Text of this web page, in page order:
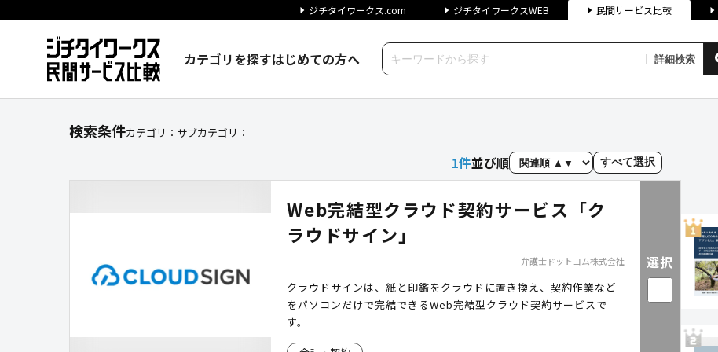
ジチタイワークス.com ジチタイワークスWEB 民間サービス比較
カテゴリを探すはじめての方へ 詳細検索
サービスを探す｜ジチタイワークス民間サービス比較
検索条件カテゴリ： サブカテゴリ：
1件並び順 すべて選択
Web完結型クラウド契約サービス「ク
ラウドサイン」
弁護士ドットコム株式会社
クラウドサインは、紙と印鑑をクラウドに置き換え、契約作業など
をパソコンだけで完結できるWeb完結型クラウド契約サービスで
す。
選択